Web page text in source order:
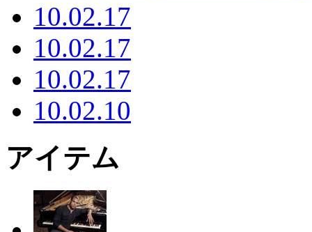
10.02.17
10.02.17
10.02.17
10.02.10
アイテム